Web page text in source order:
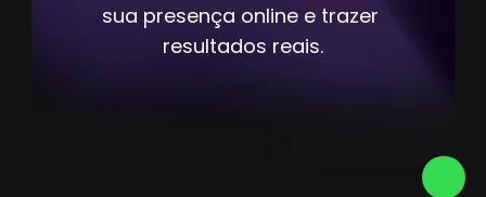
sua presença online e trazer
resultados reais.